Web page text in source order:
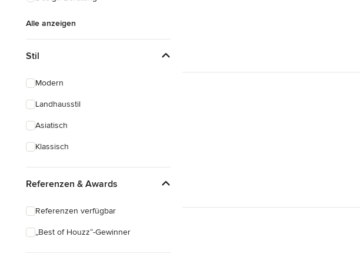
Alle anzeigen
Stil
Modern
Landhausstil
Asiatisch
Klassisch
Referenzen & Awards
Referenzen verfügbar
„Best of Houzz“-Gewinner